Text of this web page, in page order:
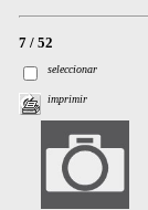
7 / 52
seleccionar
imprimir